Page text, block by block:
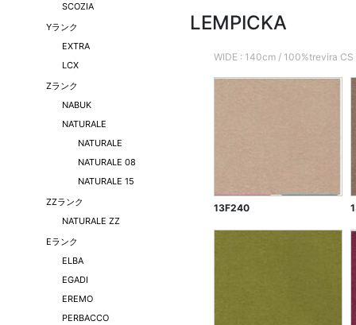
LEMPICKA
WIDE : 140cm / 100%trevira CS
13F240
SCOZIA
Yランク
EXTRA
LCX
Zランク
NABUK
NATURALE
NATURALE
NATURALE 08
NATURALE 15
ZZランク
NATURALE ZZ
Eランク
ELBA
EGADI
EREMO
PERBACCO